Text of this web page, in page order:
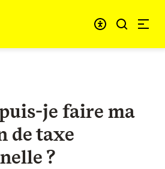
je faire ma
de taxe
?